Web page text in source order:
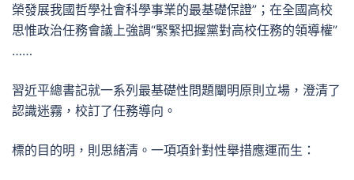
榮發展我國哲學社會科學事業的最基礎保證”；在全國高校
思惟政治任務會議上強調“緊緊把握黨對高校任務的領導權”
……
習近平總書記就一系列最基礎性問題闡明原則立場，澄清了
認識迷霧，校訂了任務導向。
標的目的明，則思緒清。一項項針對性舉措應運而生：